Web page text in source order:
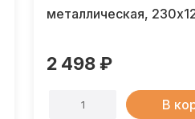
металлическая,
2 498 ₽
В